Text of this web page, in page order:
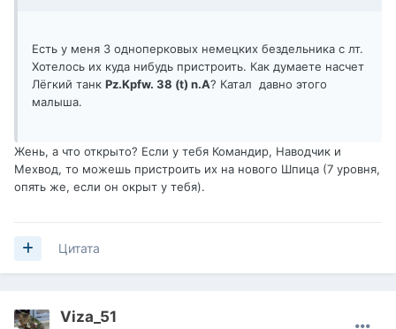
Есть у меня 3 одноперковых немецких бездельника с лт.
Хотелось их куда нибудь пристроить. Как думаете насчет
Лёгкий танк Pz.Kpfw. 38 (t) n.A? Катал давно этого
малыша.
Жень, а что открыто? Если у тебя Командир, Наводчик и
Мехвод, то можешь пристроить их на нового Шпица (7 уровня,
опять же, если он окрыт у тебя).
Цитата
Viza_51